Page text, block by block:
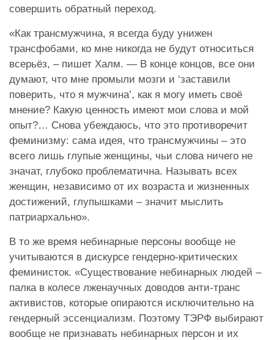
совершить обратный переход.
«Как трансмужчина, я всегда буду унижен
трансфобами, ко мне никогда не будут относиться
всерьёз, – пишет Халм. — В конце концов, все они
думают, что мне промыли мозги и ‘заставили
поверить, что я мужчина’, как я могу иметь своё
мнение? Какую ценность имеют мои слова и мой
опыт?… Снова убеждаюсь, что это противоречит
феминизму: сама идея, что трансмужчины – это
всего лишь глупые женщины, чьи слова ничего не
значат, глубоко проблематична. Называть всех
женщин, независимо от их возраста и жизненных
достижений, глупышками – значит мыслить
патриархально».
В то же время небинарные персоны вообще не
учитываются в дискурсе гендерно-критических
феминисток. «Существование небинарных людей –
палка в колесе лженаучных доводов анти-транс
активистов, которые опираются исключительно на
гендерный эссенциализм. Поэтому ТЭРФ выбирают
вообще не признавать небинарных персон и их